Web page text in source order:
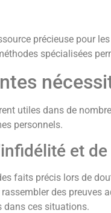
précieuse pour
spécialisées
utiles dans de
personnels.
et
faits précis lors de
des preuves
dans ces situations.